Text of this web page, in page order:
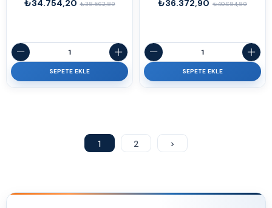
₺34.754,20 ₺38.562,89
SEPETE EKLE
₺36.372,90 ₺40.684,89
SEPETE EKLE
1 2 >